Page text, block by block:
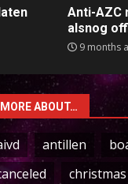
Anti-AZC
alsnog
9 months
MORE ABOUT…
antillen